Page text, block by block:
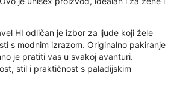
HI odličan je izbor za ljude koji žele
s modnim izrazom. Originalno pakiranje
je pratiti vas u svakoj avanturi.
stil i praktičnost s paladijskim